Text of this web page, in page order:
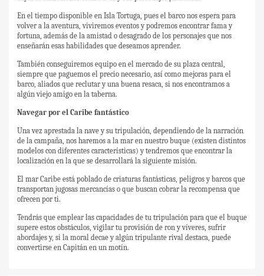
En el tiempo disponible en Isla Tortuga, pues el barco nos espera para
volver a la aventura, viviremos eventos y podremos encontrar fama y
fortuna, además de la amistad o desagrado de los personajes que nos
enseñarán esas habilidades que deseamos aprender.
También conseguiremos equipo en el mercado de su plaza central,
siempre que paguemos el precio necesario, así como mejoras para el
barco, aliados que reclutar y una buena resaca, si nos encontramos a
algún viejo amigo en la taberna.
Navegar por el Caribe fantástico
Una vez aprestada la nave y su tripulación, dependiendo de la narración
de la campaña, nos haremos a la mar en nuestro buque (existen distintos
modelos con diferentes características) y tendremos que encontrar la
localización en la que se desarrollará la siguiente misión.
El mar Caribe está poblado de criaturas fantásticas, peligros y barcos que
transportan jugosas mercancías o que buscan cobrar la recompensa que
ofrecen por ti.
Tendrás que emplear las capacidades de tu tripulación para que el buque
supere estos obstáculos, vigilar tu provisión de ron y víveres, sufrir
abordajes y, si la moral decae y algún tripulante rival destaca, puede
convertirse en Capitán en un motín.